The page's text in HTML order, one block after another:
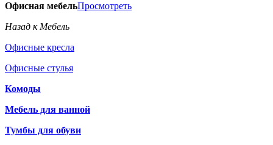
Офисная мебельПросмотреть
Назад к Мебель
Офисные кресла
Офисные стулья
Комоды
Мебель для ванной
Тумбы для обуви